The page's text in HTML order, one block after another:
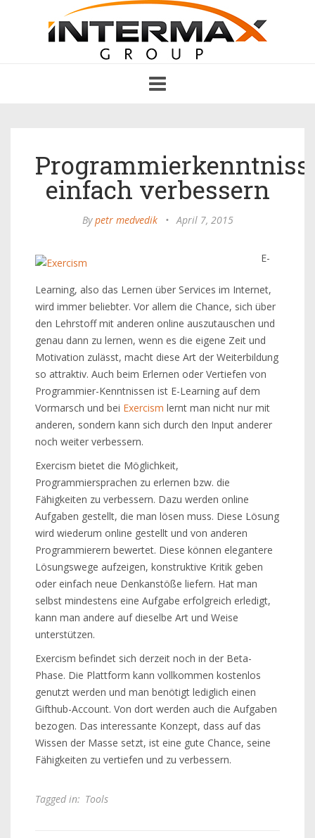
navigation
einfach verbessern
Bypetr medvedik • April 7, 2015
E-
Learning, also das Lernen über Services im Internet,
wird immer beliebter. Vor allem die Chance, sich über
den Lehrstoff mit anderen online auszutauschen und
genau dann zu lernen, wenn es die eigene Zeit und
Motivation zulässt, macht diese Art der Weiterbildung
so attraktiv. Auch beim Erlernen oder Vertiefen von
Programmier-Kenntnissen ist E-Learning auf dem
Vormarsch und bei Exercism lernt man nicht nur mit
anderen, sondern kann sich durch den Input anderer
noch weiter verbessern.
Exercism bietet die Möglichkeit,
Programmiersprachen zu erlernen bzw. die
Fähigkeiten zu verbessern. Dazu werden online
Aufgaben gestellt, die man lösen muss. Diese Lösung
wird wiederum online gestellt und von anderen
Programmierern bewertet. Diese können elegantere
Lösungswege aufzeigen, konstruktive Kritik geben
oder einfach neue Denkanstöße liefern. Hat man
selbst mindestens eine Aufgabe erfolgreich erledigt,
kann man andere auf dieselbe Art und Weise
unterstützen.
Exercism befindet sich derzeit noch in der Beta-
Phase. Die Plattform kann vollkommen kostenlos
genutzt werden und man benötigt lediglich einen
Gifthub-Account. Von dort werden auch die Aufgaben
bezogen. Das interessante Konzept, dass auf das
Wissen der Masse setzt, ist eine gute Chance, seine
Fähigkeiten zu vertiefen und zu verbessern.
Tagged in: Tools